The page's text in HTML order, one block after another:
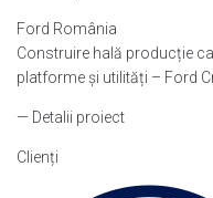
Ford România
Construire hală producție
platforme și utilități – Ford
— Detalii proiect
Clienți